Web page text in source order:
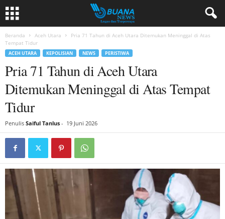
Beranda Aceh Utara
Pria 71 Tahun di Aceh Utara Ditemukan Meninggal di Atas
Tempat Tidur
ACEH UTARA KEPOLISIAN NEWS PERISTIWA
Pria 71 Tahun di Aceh Utara
Ditemukan Meninggal di Atas Tempat
Tidur
Penulis Saiful Tanlus - 19 Juni 2026